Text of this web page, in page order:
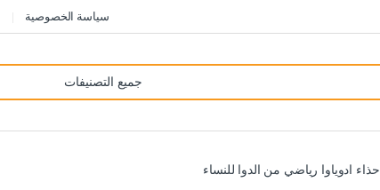
سياسة الخصوصية
حذاء ادوياوا رياضي من الدوا للنساء